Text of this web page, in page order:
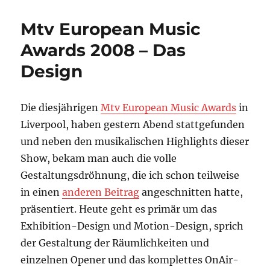
Mtv European Music
Awards 2008 – Das
Design
Die diesjährigen Mtv European Music Awards in
Liverpool, haben gestern Abend stattgefunden
und neben den musikalischen Highlights dieser
Show, bekam man auch die volle
Gestaltungsdröhnung, die ich schon teilweise
in einenanderen Beitrag angeschnitten hatte,
präsentiert. Heute geht es primär um das
Exhibition-Design und Motion-Design, sprich
der Gestaltung der Räumlichkeiten und
einzelnen Opener und das komplettes OnAir-